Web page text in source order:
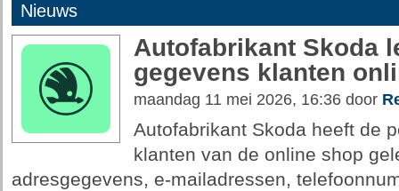
Nieuws
Autofabrikant Skoda
gegevens klanten
maandag 11 mei 2026, 16:36 door
Autofabrikant Skoda heeft de
klanten van de online shop
adresgegevens, e-mailadressen,